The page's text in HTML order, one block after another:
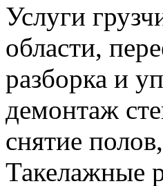
Услуги
области,
разборка и
демонтаж
снятие
Такелажные